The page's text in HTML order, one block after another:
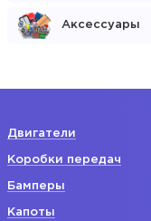
Аксессуары
Двигатели
Коробки передач
Бамперы
Капоты